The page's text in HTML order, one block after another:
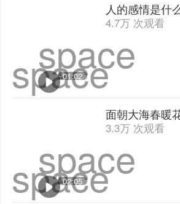
space
space
01:02
人的感情是什
4.7万 次观看
space
space
02:05
面朝大海春暖
3.3万 次观看